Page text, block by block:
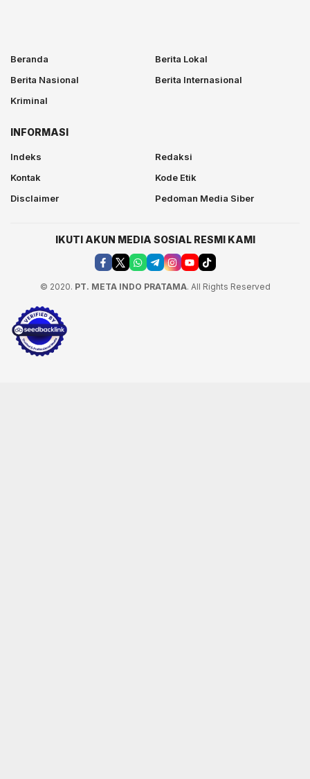
Beranda
Berita Lokal
Berita Nasional
Berita Internasional
Kriminal
INFORMASI
Indeks
Redaksi
Kontak
Kode Etik
Disclaimer
Pedoman Media Siber
IKUTI AKUN MEDIA SOSIAL RESMI KAMI
© 2020. PT. META INDO PRATAMA. All Rights Reserved